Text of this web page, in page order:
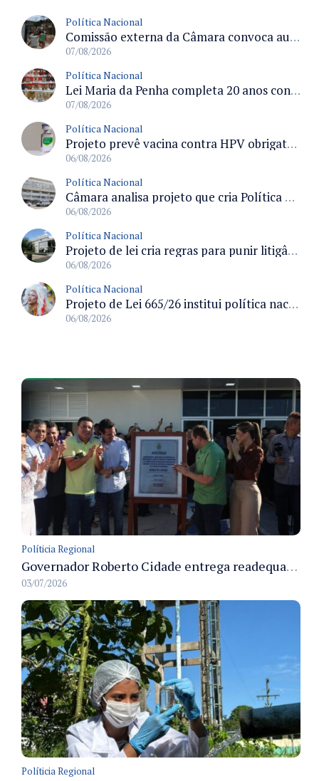
Política Nacional
Comissão externa da Câmara convoca audiência pública sobre chuvas na Zona da Mata de Minas Gerais e impactos em Juiz de Fora
07/08/2026
Política Nacional
Lei Maria da Penha completa 20 anos consolidada como norma de proteção e medidas protetivas no Brasil
07/08/2026
Política Nacional
Projeto prevê vacina contra HPV obrigatória e testes moleculares para rastreamento do câncer do colo do útero
06/08/2026
Política Nacional
Câmara analisa projeto que cria Política Nacional de Qualificação e Valorização da Preceptoria na Residência Médica
06/08/2026
Política Nacional
Projeto de lei cria regras para punir litigância abusiva reversa e integrar sistemas do Judiciário
06/08/2026
Política Nacional
Projeto de Lei 665/26 institui política nacional para prevenção ao transfeminicídio e prevê medidas de proteção e reparação
06/08/2026
Políticia Regional
Governador Roberto Cidade entrega readequação do ambulatório da FCecon e amplia capacidade de atendimento oncológico em Manaus
03/07/2026
Políticia Regional